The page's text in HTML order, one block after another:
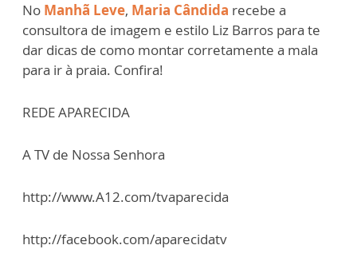
No Manhã Leve, Maria Cândida recebe a
consultora de imagem e estilo Liz Barros para te
dar dicas de como montar corretamente a mala
para ir à praia. Confira!
REDE APARECIDA
A TV de Nossa Senhora
http://www.A12.com/tvaparecida
http://facebook.com/aparecidatv